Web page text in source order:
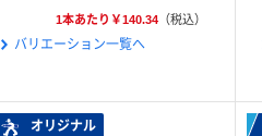
1本あたり￥140.34 （税込）
バリエーション一覧へ
オリジナル